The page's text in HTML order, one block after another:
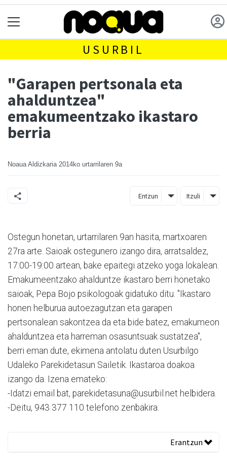
USURBIL
"Garapen pertsonala eta
ahalduntzea"
emakumeentzako ikastaro
berria
Noaua Aldizkaria 2014ko urtarrilaren 9a
Entzun Itzuli
Ostegun honetan, urtarrilaren 9an hasita, martxoaren
27ra arte. Saioak ostegunero izango dira, arratsaldez,
17:00-19:00 artean, bake epaitegi atzeko yoga lokalean.
Emakumeentzako ahalduntze ikastaro berri honetako
saioak, Pepa Bojo psikologoak gidatuko ditu. "Ikastaro
honen helburua autoezagutzan eta garapen
pertsonalean sakontzea da eta bide batez, emakumeon
ahalduntzea eta harreman osasuntsuak sustatzea",
berri eman dute, ekimena antolatu duten Usurbilgo
Udaleko Parekidetasun Sailetik. Ikastaroa doakoa
izango da. Izena emateko:
-Idatzi email bat, parekidetasuna@usurbil.net helbidera.
-Deitu, 943 377 110 telefono zenbakira.
Erantzun